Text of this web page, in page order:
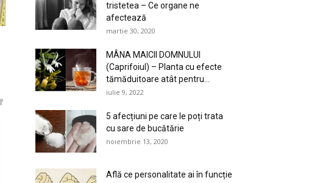
tristetea – Ce organe ne
afectează
martie 30, 2020
MÂNA MAICII DOMNULUI
(Caprifoiul) – Planta cu efecte
tămăduitoare atât pentru...
iulie 9, 2022
5 afecțiuni pe care le poți trata
cu sare de bucătărie
noiembrie 13, 2020
Află ce personalitate ai în funcție